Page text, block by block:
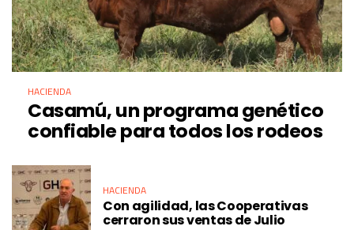
HACIENDA
Casamú, un programa genético
confiable para todos los rodeos
HACIENDA
Con agilidad, las Cooperativas
cerraron sus ventas de Julio